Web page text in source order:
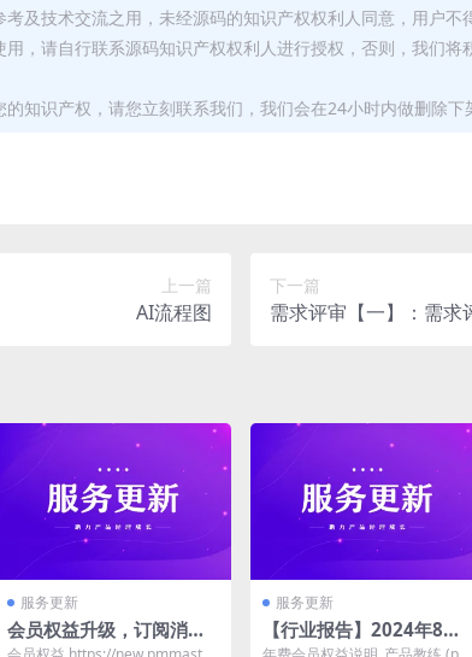
及技术交流之用，未经源码的知识产权权利人同意，用户不
，请自行联系源码知识产权权利人进行授权，否则，我们将
知识产权，请您立刻联系我们，我们会在24小时内做删除下
上一篇
AI流程图
下一篇
需求评审【一】：需求
服务更新
会员权益升级，订阅消息
赠送B端竞品库体验资格
服务更新
【行业报告】2024年8月
份已更新